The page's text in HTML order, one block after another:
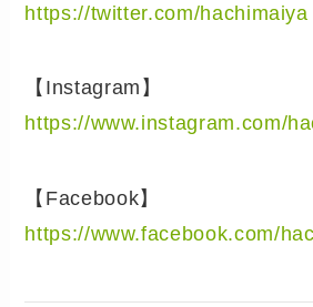
https://twitter.com/hachimaiya
【Instagram】
https://www.instagram.com/
【Facebook】
https://www.facebook.com/